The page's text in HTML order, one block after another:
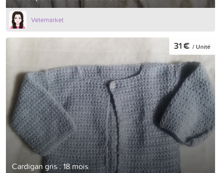
Vetemarket
Cardigan gris : 18 mois
31 € / Unité